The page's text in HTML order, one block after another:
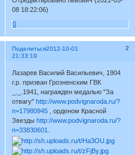
08 18:22:06)
0
Поделиться 2
2012-10-01
21:33:19
Лазарев Василий Васильевич, 1904
г.р. призван Грозненским ГВК
_._.1941, награжден медалью "За
отвагу" http://www.podvignaroda.ru/?
n=17980945 , орденом Красной
Звезды http://www.podvignaroda.ru/?
n=33830601.